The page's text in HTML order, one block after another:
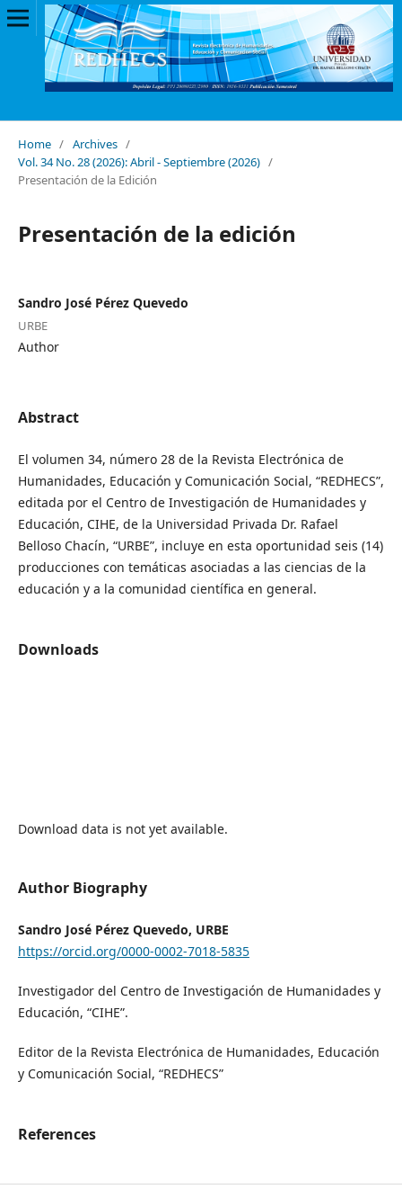
Home / Archives /
Vol. 34 No. 28 (2026): Abril - Septiembre (2026) /
Presentación de la Edición
Presentación de la edición
Sandro José Pérez Quevedo
URBE
Author
Abstract
El volumen 34, número 28 de la Revista Electrónica de
Humanidades, Educación y Comunicación Social, “REDHECS”,
editada por el Centro de Investigación de Humanidades y
Educación, CIHE, de la Universidad Privada Dr. Rafael
Belloso Chacín, “URBE”, incluye en esta oportunidad seis (14)
producciones con temáticas asociadas a las ciencias de la
educación y a la comunidad científica en general.
Downloads
Download data is not yet available.
Author Biography
Sandro José Pérez Quevedo, URBE
https://orcid.org/0000-0002-7018-5835
Investigador del Centro de Investigación de Humanidades y
Educación, “CIHE”.
Editor de la Revista Electrónica de Humanidades, Educación
y Comunicación Social, “REDHECS”
References